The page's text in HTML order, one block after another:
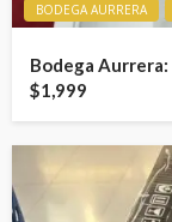
BODEGA AURRERA
Bodega Aurrera:
$1,999